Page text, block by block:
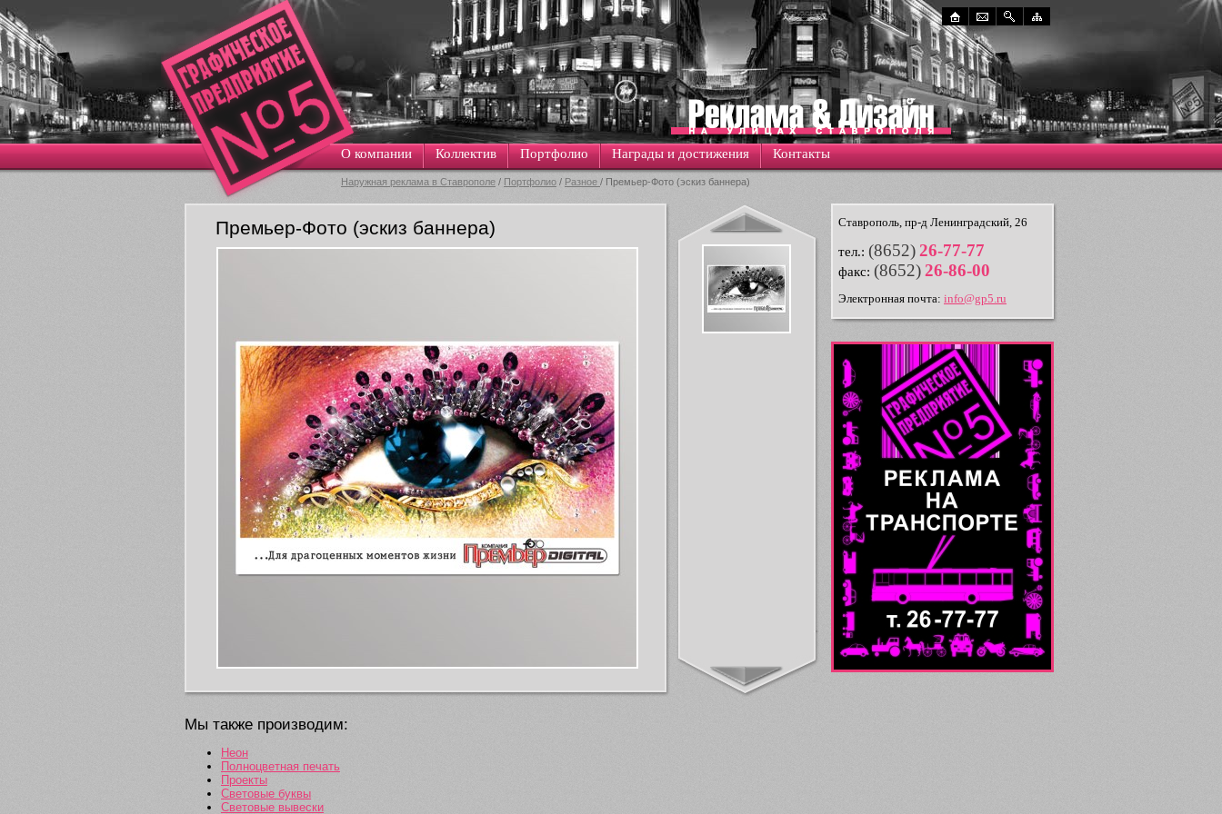
О компании Коллектив Портфолио Награды и достижения Контакты
Наружная реклама в Ставрополе / Портфолио / Разное / Премьер-Фото (эскиз баннера)
Премьер-Фото (эскиз баннера)
Мы также производим:
Неон
Полноцветная печать
Проекты
Световые буквы
Световые вывески
Ставрополь, пр-д Ленинградский, 26
тел.: (8652)26-77-77
факс: (8652)26-86-00
Электронная почта: info@gp5.ru